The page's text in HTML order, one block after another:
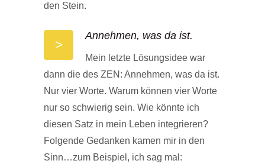
den Stein.
>
Annehmen, was da ist.
Mein letzte Lösungsidee war
dann die des ZEN: Annehmen, was da ist.
Nur vier Worte. Warum können vier Worte
nur so schwierig sein. Wie könnte ich
diesen Satz in mein Leben integrieren?
Folgende Gedanken kamen mir in den
Sinn…zum Beispiel, ich sag mal: